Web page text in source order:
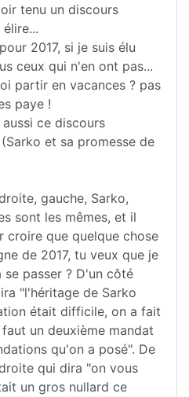
tenu un discours
2017, si je suis élu
ceux qui n'en ont pas...
partir en vacances ? pas
paye !
ce discours
et sa promesse de
gauche, Sarko,
sont les mêmes, et il
que quelque chose
de 2017, tu veux que je
passer ? D'un côté
"l'héritage de Sarko
était difficile, on a fait
un deuxième mandat
qu'on a posé". De
qui dira "on vous
un gros nullard ce